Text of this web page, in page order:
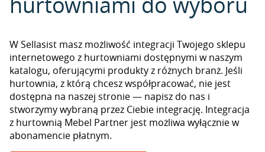
W Sellasist masz możliwość integracji Twojego sklepu
internetowego z hurtowniami dostępnymi w naszym
katalogu, oferującymi produkty z różnych branż. Jeśli
hurtownia, z którą chcesz współpracować, nie jest
dostępna na naszej stronie — napisz do nas i
stworzymy wybraną przez Ciebie integrację. Integracja
z hurtownią Mebel Partner jest możliwa wyłącznie w
abonamencie płatnym.